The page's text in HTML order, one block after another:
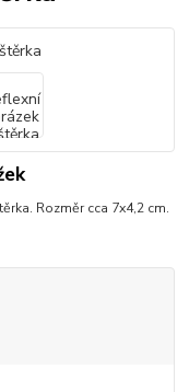
Rozměr cca 7x4,2 cm.